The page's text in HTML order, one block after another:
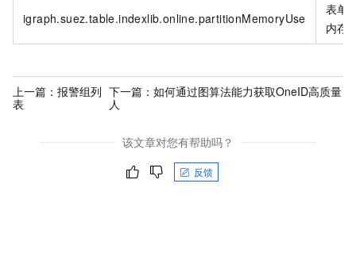
igraph.suez.table.indexlib.online.partitionMemoryUse
表单
内存
上一篇： 报警组列
表
下一篇：如何通过图算法能力获取OneID高质量
人
该文章对您有帮助吗？
反馈